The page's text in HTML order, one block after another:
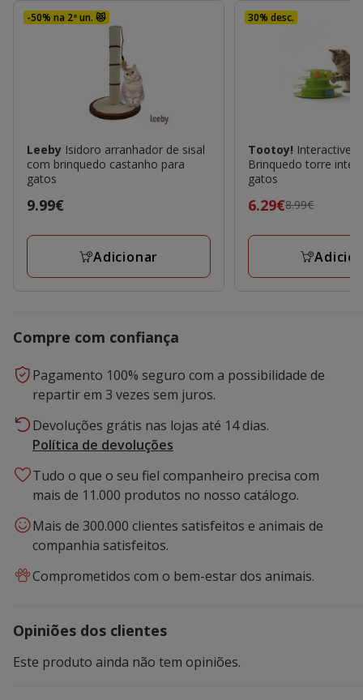
-50% na 2ª un. 😻
Leeby Isidoro arranhador de sisal
com brinquedo castanho para
gatos
Preço
9.99€
Adicionar
30% desc.
Tootoy! Interactive
Brinquedo torre
gatos
Preço
8.99€,
final
6.29€8.99€
Compre com confiança
Pagamento 100% seguro com a possibilidade de
repartir em 3 vezes sem juros.
Devoluções grátis nas lojas até 14 dias.
Política de devoluções
Tudo o que o seu fiel companheiro precisa com
mais de 11.000 produtos no nosso catálogo.
Mais de 300.000 clientes satisfeitos e animais de
companhia satisfeitos.
Comprometidos com o bem-estar dos animais.
Opiniões dos clientes
Este produto ainda não tem opiniões.